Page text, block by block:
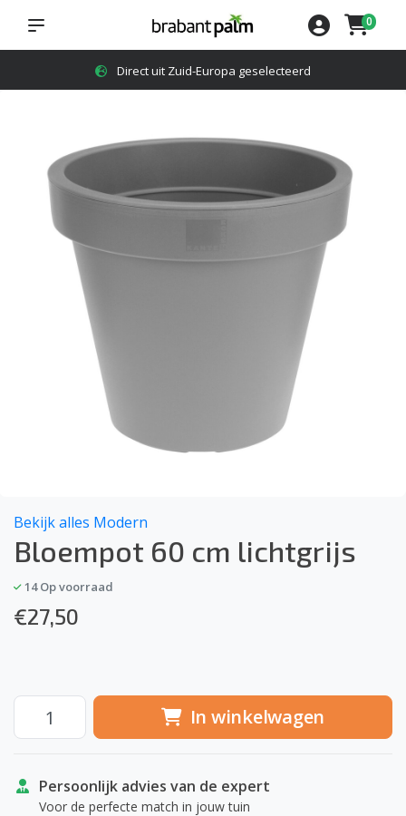
Direct uit Zuid-Europa geselecteerd
0
Bekijk alles Modern
Bloempot 60 cm lichtgrijs
14Op voorraad
€27,50
In winkelwagen
Persoonlijk advies van de expert
Voor de perfecte match in jouw tuin